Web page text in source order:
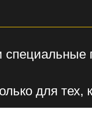
специальные
для тех,